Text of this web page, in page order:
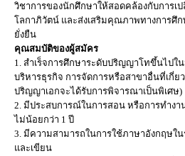
วิชาการของนักศึกษาให้สอดคล้องกับการเ
โลกาภิวัตน์ และส่งเสริมคุณภาพทางการศึ
ยั่งยืน
คุณสมบัติของผู้สมัคร
1. สำเร็จการศึกษาระดับปริญญาโทขึ้นไปใ
บริหารธุรกิจ การจัดการหรือสาขาอื่นที่เกี่ย
ปริญญาเอกจะได้รับการพิจารณาเป็นพิเศษ)
2. มีประสบการณ์ในการสอน หรือการทำงา
ไม่น้อยกว่า 1 ปี
3. มีความสามารถในการใช้ภาษาอังกฤษใ
และเขียน